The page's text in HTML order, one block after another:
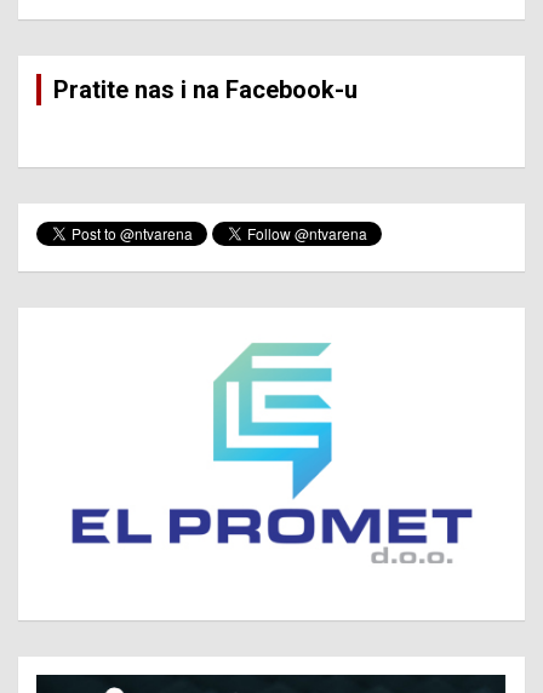
Pratite nas i na Facebook-u